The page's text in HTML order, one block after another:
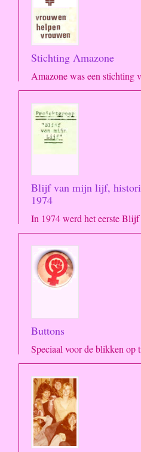
Stichting Amazone
Amazone was een stichting
Blijf van mijn lijf,
1974
In 1974 werd het eerste Blijf
Buttons
Speciaal voor de blikken op